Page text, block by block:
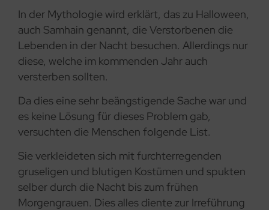
In der Mythologie wird erklärt, das zu Halloween,
auch Samhain genannt, die Verstorbenen die
Lebenden in der Nacht besuchen. Allerdings nur
diese, welche im kommenden Jahr auch
versterben sollten.
Da dies eine sehr beängstigende Sache war und
es keine Lösung für dieses Problem gab,
versuchten die Menschen folgende List.
Sie verkleideten sich mit furchterregenden
gruseligen und blutigen Kostümen und spukten
selber durch die Nacht bis zum frühen
Morgengrauen. Dies alles diente zur Irreführung